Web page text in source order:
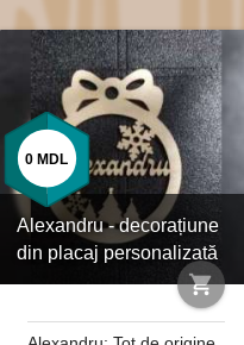
Alexandru - decorațiune
din placaj personalizată
shopping_cart
0 MDL